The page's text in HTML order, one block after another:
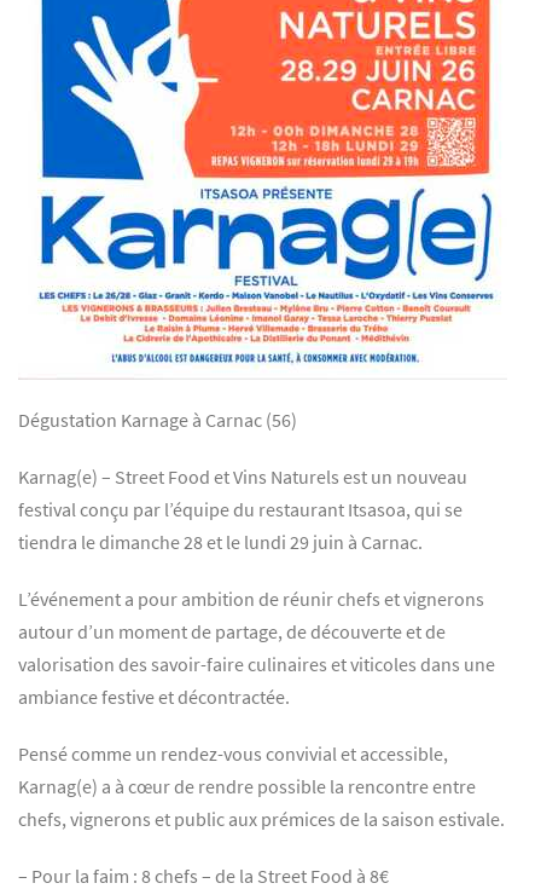
Dégustation Karnage à Carnac (56)
Karnag(e) – Street Food et Vins Naturels est un nouveau
festival conçu par l’équipe du restaurant Itsasoa, qui se
tiendra le dimanche 28 et le lundi 29 juin à Carnac.
L’événement a pour ambition de réunir chefs et vignerons
autour d’un moment de partage, de découverte et de
valorisation des savoir-faire culinaires et viticoles dans une
ambiance festive et décontractée.
Pensé comme un rendez-vous convivial et accessible,
Karnag(e) a à cœur de rendre possible la rencontre entre
chefs, vignerons et public aux prémices de la saison estivale.
– Pour la faim : 8 chefs – de la Street Food à 8€